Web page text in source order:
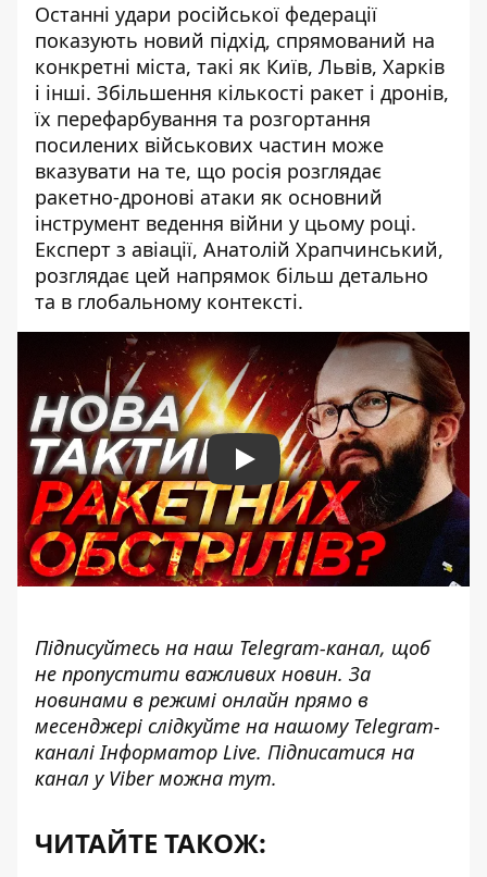
Останні удари російської федерації
показують новий підхід, спрямований на
конкретні міста, такі як Київ, Львів, Харків
і інші. Збільшення кількості ракет і дронів,
їх перефарбування та розгортання
посилених військових частин може
вказувати на те, що росія розглядає
ракетно-дронові атаки як основний
інструмент ведення війни у цьому році.
Експерт з авіації, Анатолій Храпчинський,
розглядає цей напрямок більш детально
та в глобальному контексті.
Play
Підписуйтесь на наш Telegram-канал, щоб
не пропустити важливих новин. За
новинами в режимі онлайн прямо в
месенджері слідкуйте на нашому Telegram-
каналіІнформатор Live. Підписатися на
канал у Viber можна тут.
ЧИТАЙТЕ ТАКОЖ: